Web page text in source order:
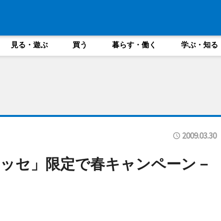
見る・遊ぶ 買う 暮らす・働く 学ぶ・知る
2009.03.30
セ」限定で春キャンペーン－